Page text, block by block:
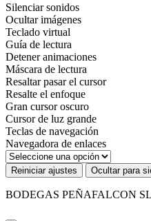
Silenciar sonidos
Ocultar imágenes
Teclado virtual
Guía de lectura
Detener animaciones
Máscara de lectura
Resaltar pasar el cursor
Resalte el enfoque
Gran cursor oscuro
Cursor de luz grande
Teclas de navegación
Navegadora de enlaces
Reiniciar ajustes Ocultar para
BODEGAS PEÑAFALCON SL